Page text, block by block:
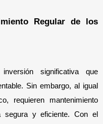
Regular de los
significativa que
Sin embargo, al igual
requieren mantenimiento
segura y eficiente. Con el